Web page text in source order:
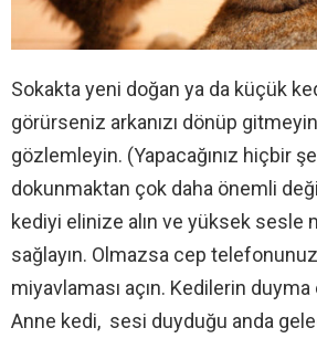
Sokakta yeni doğan ya da küçük
görürseniz arkanızı dönüp
gözlemleyin. (Yapacağınız hiçbir
dokunmaktan çok daha önemli
kediyi elinize alın ve yüksek sesle
sağlayın. Olmazsa cep
miyavlaması açın. Kedilerin
Anne kedi, sesi duyduğu anda